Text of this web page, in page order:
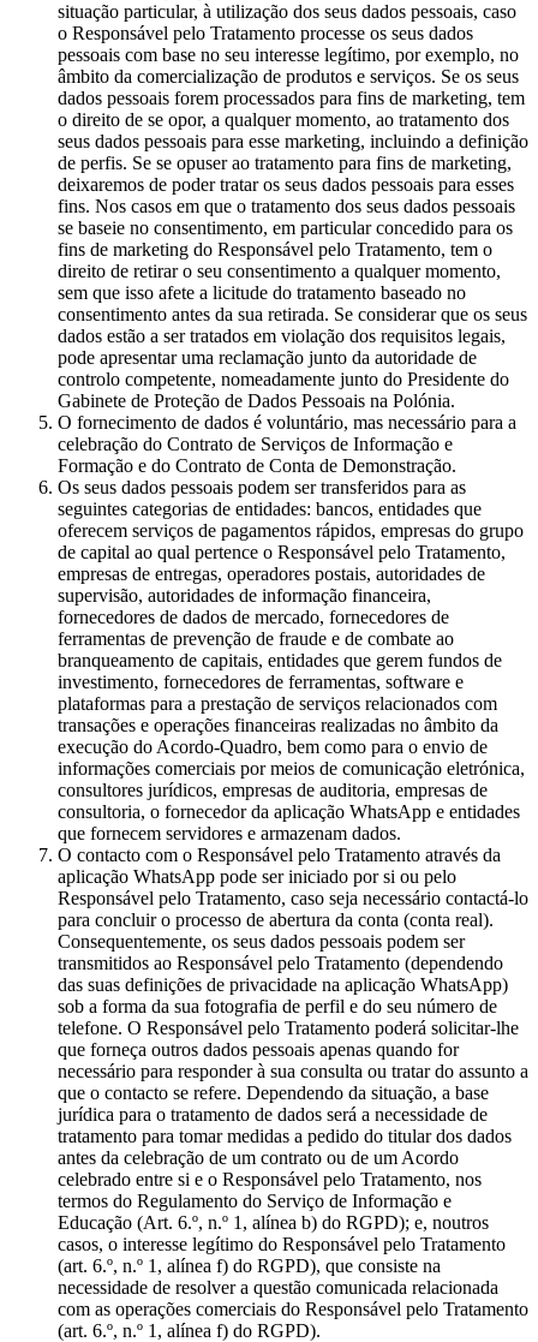
situação particular, à utilização dos seus dados pessoais, caso
o Responsável pelo Tratamento processe os seus dados
pessoais com base no seu interesse legítimo, por exemplo, no
âmbito da comercialização de produtos e serviços. Se os seus
dados pessoais forem processados para fins de marketing, tem
o direito de se opor, a qualquer momento, ao tratamento dos
seus dados pessoais para esse marketing, incluindo a definição
de perfis. Se se opuser ao tratamento para fins de marketing,
deixaremos de poder tratar os seus dados pessoais para esses
fins. Nos casos em que o tratamento dos seus dados pessoais
se baseie no consentimento, em particular concedido para os
fins de marketing do Responsável pelo Tratamento, tem o
direito de retirar o seu consentimento a qualquer momento,
sem que isso afete a licitude do tratamento baseado no
consentimento antes da sua retirada. Se considerar que os seus
dados estão a ser tratados em violação dos requisitos legais,
pode apresentar uma reclamação junto da autoridade de
controlo competente, nomeadamente junto do Presidente do
Gabinete de Proteção de Dados Pessoais na Polónia.
O fornecimento de dados é voluntário, mas necessário para a
celebração do Contrato de Serviços de Informação e
Formação e do Contrato de Conta de Demonstração.
Os seus dados pessoais podem ser transferidos para as
seguintes categorias de entidades: bancos, entidades que
oferecem serviços de pagamentos rápidos, empresas do grupo
de capital ao qual pertence o Responsável pelo Tratamento,
empresas de entregas, operadores postais, autoridades de
supervisão, autoridades de informação financeira,
fornecedores de dados de mercado, fornecedores de
ferramentas de prevenção de fraude e de combate ao
branqueamento de capitais, entidades que gerem fundos de
investimento, fornecedores de ferramentas, software e
plataformas para a prestação de serviços relacionados com
transações e operações financeiras realizadas no âmbito da
execução do Acordo-Quadro, bem como para o envio de
informações comerciais por meios de comunicação eletrónica,
consultores jurídicos, empresas de auditoria, empresas de
consultoria, o fornecedor da aplicação WhatsApp e entidades
que fornecem servidores e armazenam dados.
O contacto com o Responsável pelo Tratamento através da
aplicação WhatsApp pode ser iniciado por si ou pelo
Responsável pelo Tratamento, caso seja necessário contactá-lo
para concluir o processo de abertura da conta (conta real).
Consequentemente, os seus dados pessoais podem ser
transmitidos ao Responsável pelo Tratamento (dependendo
das suas definições de privacidade na aplicação WhatsApp)
sob a forma da sua fotografia de perfil e do seu número de
telefone. O Responsável pelo Tratamento poderá solicitar-lhe
que forneça outros dados pessoais apenas quando for
necessário para responder à sua consulta ou tratar do assunto a
que o contacto se refere. Dependendo da situação, a base
jurídica para o tratamento de dados será a necessidade de
tratamento para tomar medidas a pedido do titular dos dados
antes da celebração de um contrato ou de um Acordo
celebrado entre si e o Responsável pelo Tratamento, nos
termos do Regulamento do Serviço de Informação e
Educação (Art. 6.º, n.º 1, alínea b) do RGPD); e, noutros
casos, o interesse legítimo do Responsável pelo Tratamento
(art. 6.º, n.º 1, alínea f) do RGPD), que consiste na
necessidade de resolver a questão comunicada relacionada
com as operações comerciais do Responsável pelo Tratamento
(art. 6.º, n.º 1, alínea f) do RGPD).